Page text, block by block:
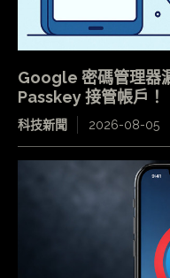
Google 密碼管理器
Passkey 接管帳戶！
科技新聞 2026-08-05